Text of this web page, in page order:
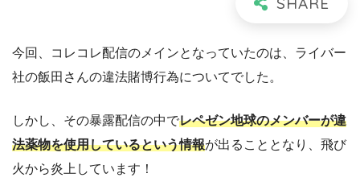
今回、コレコレ配信のメインとなっていたのは、ライバー
社の飯田さんの違法賭博行為についてでした。
しかし、その暴露配信の中でレペゼン地球のメンバーが違
法薬物を使用しているという情報が出ることとなり、飛び
火から炎上しています！